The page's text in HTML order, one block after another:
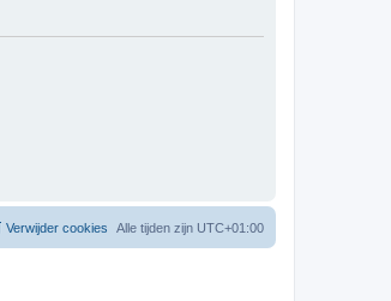
Alle tijden zijn UTC+01:00
Verwijder cookies